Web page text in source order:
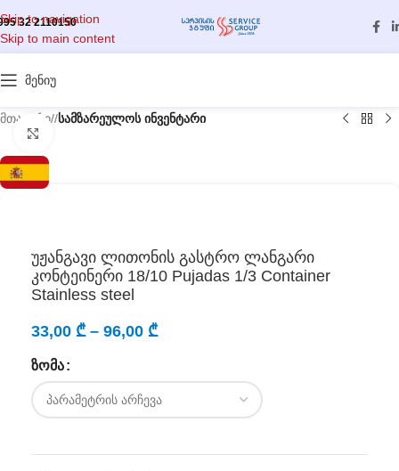
Skip to navigation
Skip to main content
32 2110150
მენიუ
მთავარი/ სამზარეულოს ინვენტარი
უჟანგავი ლითონის გასტრო ლანგარი
კონტეინერი 18/10 Pujadas 1/3 Container
Stainless steel
33,00 ₾ – 96,00 ₾
ᲖᲝᲛᲐ